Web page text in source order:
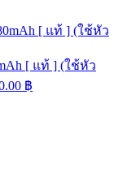
[ แท้ ] (ใช้หัว
฿